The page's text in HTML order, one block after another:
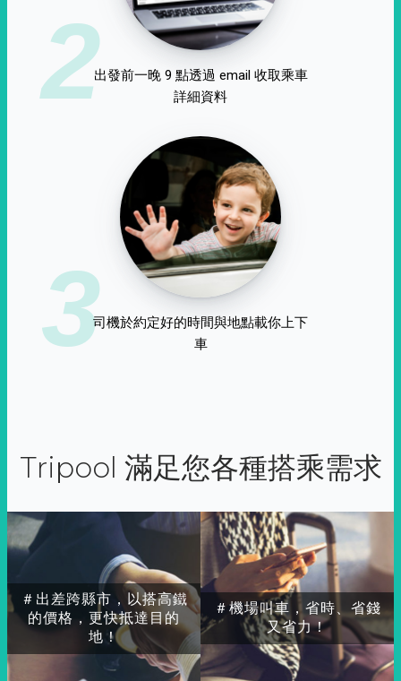
2出發前一晚 9 點透過 email 收取乘車
詳細資料
3司機於約定好的時間與地點載你上下
車
Tripool 滿足您各種搭乘需求
＃出差跨縣市，以搭高鐵
的價格，更快抵達目的
地！
＃機場叫車，省時、省錢
又省力！